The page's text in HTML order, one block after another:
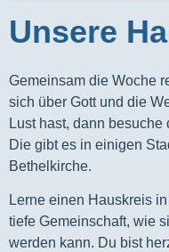
Unsere
Gemeinsam die Woche
sich über Gott und die
Lust hast, dann
Die gibt es in einigen
Bethelkirche.
Lerne einen Hauskreis
tiefe Gemeinschaft, wie
werden kann. Du bist